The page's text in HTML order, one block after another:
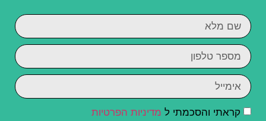
קראתי והסכמתי ל מדיניות הפרטיות